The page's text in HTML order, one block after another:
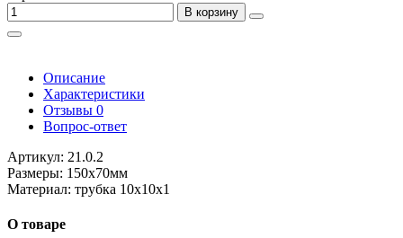
В корзину
Описание
Характеристики
Отзывы 0
Вопрос-ответ
Артикул: 21.0.2
Размеры: 150х70мм
Материал: трубка 10х10х1
О товаре